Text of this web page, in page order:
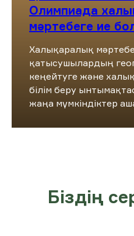
Олимпиада
мәртебеге ие
Халықаралық
қатысушылардың
кеңейтуге және
білім беру
жаңа мүмкіндіктер
Біздің